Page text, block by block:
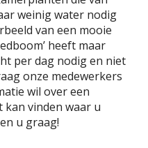
weinig water nodig
van een mooie
heeft maar
per dag nodig en niet
onze medewerkers
wil over een
kan vinden waar u
u graag!